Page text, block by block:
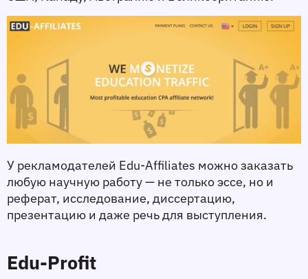
У рекламодателей Edu-Affiliates можно заказать
любую научную работу — не только эссе, но и
реферат, исследование, диссертацию,
презентацию и даже речь для выступления.
Edu-Profit